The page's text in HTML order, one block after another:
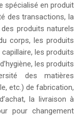
spécialisé en produit
des transactions, la
produits naturels
corps, les produits
les produits
les produits
des matières
etc.) de fabrication,
la livraison à
pour changement